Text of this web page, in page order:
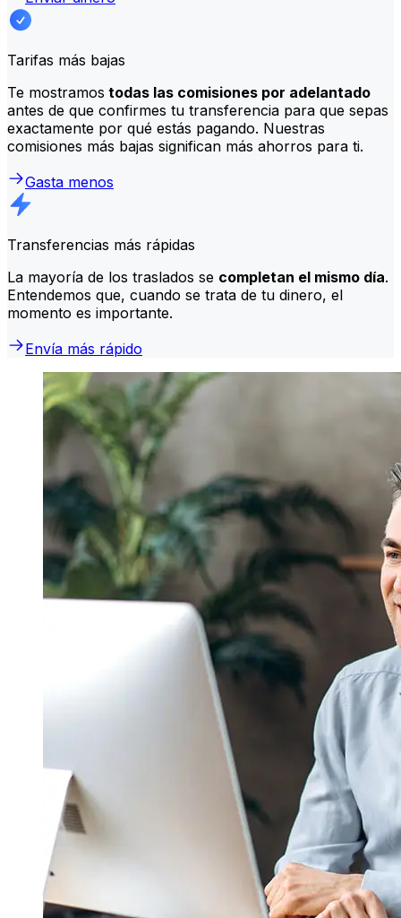
Tarifas más bajas
Te mostramos todas las comisiones por adelantado
antes de que confirmes tu transferencia para que sepas
exactamente por qué estás pagando. Nuestras
comisiones más bajas significan más ahorros para ti.
Gasta menos
Transferencias más rápidas
La mayoría de los traslados se completan el mismo día.
Entendemos que, cuando se trata de tu dinero, el
momento es importante.
Envía más rápido